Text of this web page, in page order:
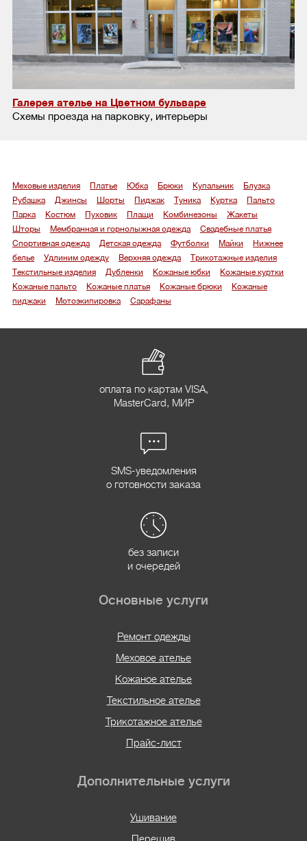
Галерея ателье на Цветном бульваре
Схемы проезда на парковку, интерьеры
Меховые изделия Платье Юбка Брюки Купальник
Блузка
Рубашка
Джинсы Шорты Пиджак Туника Куртка
Пальто
Парка
Костюм Пуховик Плащи Комбинезоны
Жакеты
Шторы
Мембранная и горнолыжная одежда
Свадебные платья
Спортивная одежда
Детская одежда Футболки Майки
Нижнее
белье
Удлиним одежду Верхняя одежда
Трикотажные изделия
Текстильные изделия
Дубленки Кожаные юбки
Кожаные куртки
Кожаные пальто
Кожаные платья Кожаные брюки
Кожаные
пиджаки
Мотоэкипировка Сарафаны
оплата по картам VISA,
MasterCard, МИР
SMS-уведомления
о готовности заказа
без записи
и очередей
Основные услуги
Ремонт одежды
Меховое ателье
Кожаное ателье
Текстильное ателье
Трикотажное ателье
Прайс-лист
Дополнительные услуги
Ушивание